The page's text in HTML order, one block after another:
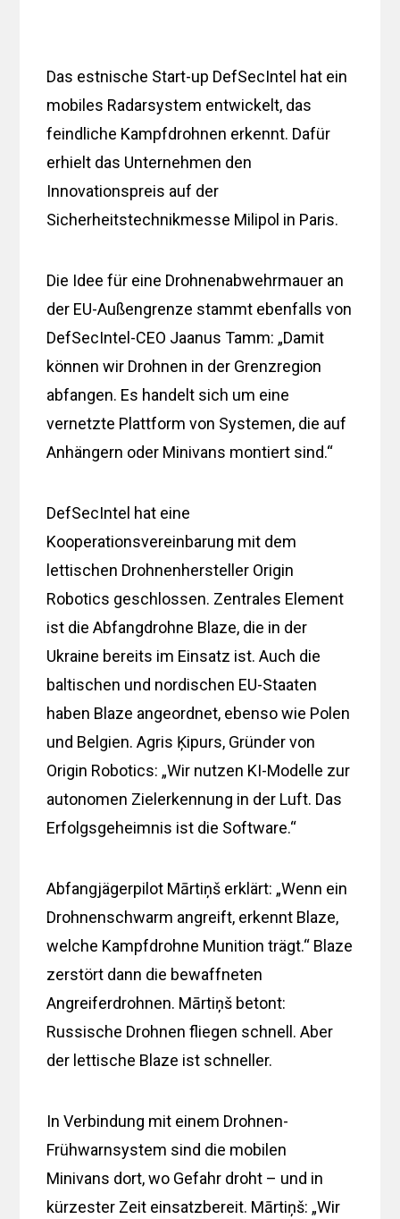
Das estnische Start-up DefSecIntel hat ein
mobiles Radarsystem entwickelt, das
feindliche Kampfdrohnen erkennt. Dafür
erhielt das Unternehmen den
Innovationspreis auf der
Sicherheitstechnikmesse Milipol in Paris.
Die Idee für eine Drohnenabwehrmauer an
der EU-Außengrenze stammt ebenfalls von
DefSecIntel-CEO Jaanus Tamm: „Damit
können wir Drohnen in der Grenzregion
abfangen. Es handelt sich um eine
vernetzte Plattform von Systemen, die auf
Anhängern oder Minivans montiert sind.“
DefSecIntel hat eine
Kooperationsvereinbarung mit dem
lettischen Drohnenhersteller Origin
Robotics geschlossen. Zentrales Element
ist die Abfangdrohne Blaze, die in der
Ukraine bereits im Einsatz ist. Auch die
baltischen und nordischen EU-Staaten
haben Blaze angeordnet, ebenso wie Polen
und Belgien. Agris Ķipurs, Gründer von
Origin Robotics: „Wir nutzen KI-Modelle zur
autonomen Zielerkennung in der Luft. Das
Erfolgsgeheimnis ist die Software.“
Abfangjägerpilot Mārtiņš erklärt: „Wenn ein
Drohnenschwarm angreift, erkennt Blaze,
welche Kampfdrohne Munition trägt.“ Blaze
zerstört dann die bewaffneten
Angreiferdrohnen. Mārtiņš betont:
Russische Drohnen fliegen schnell. Aber
der lettische Blaze ist schneller.
In Verbindung mit einem Drohnen-
Frühwarnsystem sind die mobilen
Minivans dort, wo Gefahr droht – und in
kürzester Zeit einsatzbereit. Mārtiņš: „Wir